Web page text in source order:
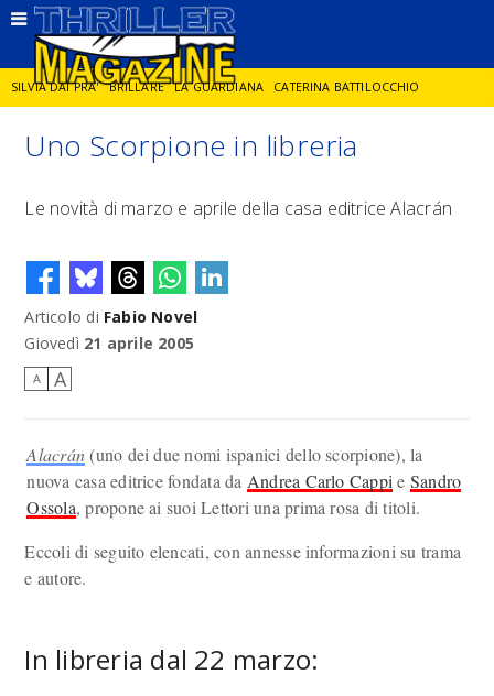
SILVIA DAI PRA' BRILLARE LA GUARDIANA CATERINA BATTILOCCHIO
JORGE DIAZ LA SPIA DELITTO IN CORNICE GIANCARLO DE CATALDO
Uno Scorpione in libreria
Le novità di marzo e aprile della casa editrice Alacrán
Articolo di Fabio Novel
Giovedì 21 aprile 2005
A A
Alacrán(uno dei due nomi ispanici dello scorpione), la
nuova casa editrice fondata da Andrea Carlo Cappi e Sandro
Ossola, propone ai suoi Lettori una prima rosa di titoli.
Eccoli di seguito elencati, con annesse informazioni su trama
e autore.
In libreria dal 22 marzo: